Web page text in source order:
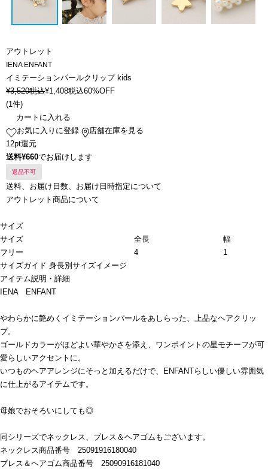
アウトレット
IENA ENFANT
イミテーションパールクリップ kids
¥3,520税込¥1,408税込60%OFF
(1件)
カートに入れる
お気に入りに登録
店舗在庫を見る
12pt還元
送料¥660でお届けします
返品不可
送料、お届け日数、お届け日時指定について
アウトレット商品について
サイズ
サイズ
全長
幅
フリー
4
1
サイズガイド 身長別サイズイメージ
アイテム説明・詳細
IENA ENFANT
やわらかに艶めくイミテーションパールをあしらった、上品なヘアクリッ
プ。
ゴールドカラーがほどよい華やかさを添え、ワンポイントの星モチーフが可
愛らしいアクセントに。
いつものヘアアレンジにそっと加えるだけで、ENFANTらしい優しい雰囲気
に仕上がるアイテムです。
母娘でおそろいにしても◎
同シリーズでネックレス、ブレス＆ヘアゴムもございます。
ネックレス商品番号 25091916180040
ブレス＆ヘアゴム商品番号 25090916181040